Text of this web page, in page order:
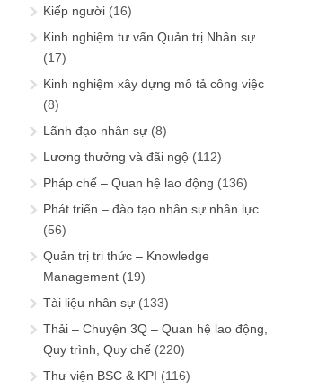
Kiếp người (16)
Kinh nghiệm tư vấn Quản trị Nhân sự
(17)
Kinh nghiệm xây dựng mô tả công việc
(8)
Lãnh đạo nhân sự (8)
Lương thưởng và đãi ngộ (112)
Pháp chế – Quan hệ lao động (136)
Phát triển – đào tạo nhân sự nhân lực
(56)
Quản trị tri thức – Knowledge
Management (19)
Tài liệu nhân sự (133)
Thải – Chuyện 3Q – Quan hệ lao động,
Quy trình, Quy chế (220)
Thư viện BSC & KPI (116)